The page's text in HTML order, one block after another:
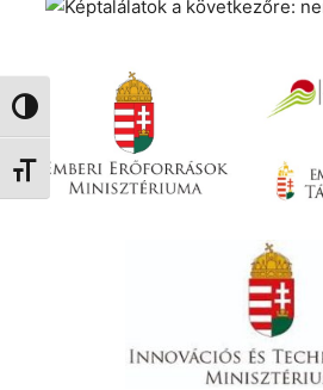
Nagy kontraszt váltása
Betűméret váltása